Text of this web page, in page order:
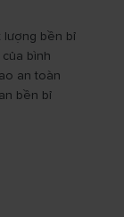
lượng bền bỉ
bình
an toàn
bền bỉ